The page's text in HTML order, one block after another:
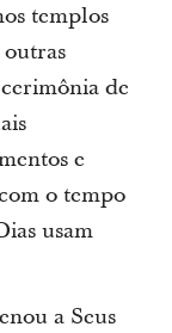
templos
de
e
o tempo
usam
a Seus